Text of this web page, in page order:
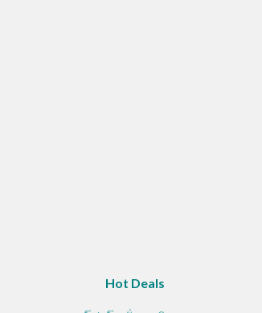
Hot Deals